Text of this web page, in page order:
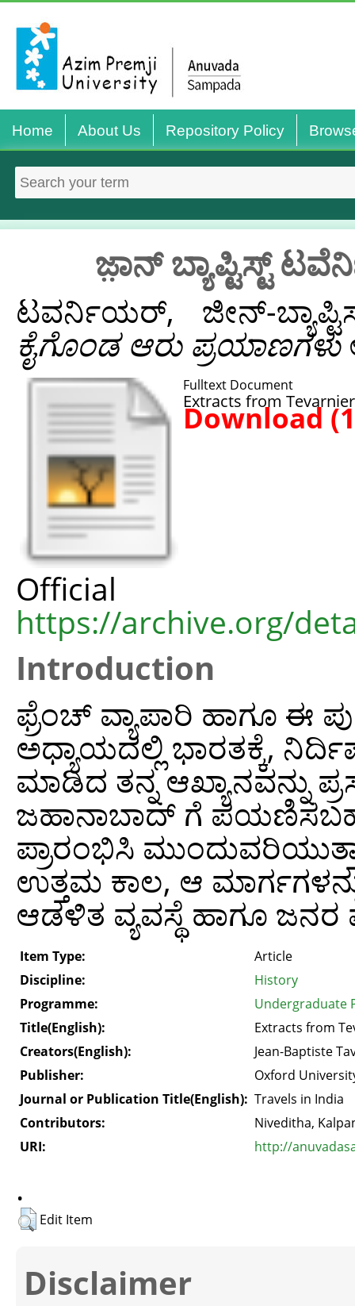
Home About Us Repository Policy
ಜಾ಼ನ್‌ ಬ್ಯಾಪ್ಟಿಸ್ಟ್‌
ಟವರ್ನಿಯರ್, ಜೀನ್-
ಕೈಗೊಂಡ ಆರು ಪ್ರಯಾಣಗಳು
Fulltext Document
Extracts from
Download
https://archive.org/
Introduction
ಫ್ರೆಂಚ್‌ ವ್ಯಾಪಾರಿ ಹಾಗೂ ಈ
ಅಧ್ಯಾಯದಲ್ಲಿ ಭಾರತಕ್ಕೆ,
ಮಾಡಿದ ತನ್ನ ಆಖ್ಯಾನವನ್ನು
ಜಹಾನಾಬಾದ್ ಗೆ
ಪ್ರಾರಂಭಿಸಿ
ಉತ್ತಮ ಕಾಲ, ಆ
ಆಡಳಿತ ವ್ಯವಸ್ಥೆ ಹಾಗೂ ಜನರ
Item Type:
Article
Discipline:
History
Programme:
Undergraduate
Title(English):
Extracts from
Creators(English):
Jean-Baptiste
Publisher:
Oxford
Journal or Publication Title(English): Travels in India
Contributors:
Niveditha,
URI:
http://
.
Edit Item
Disclaimer